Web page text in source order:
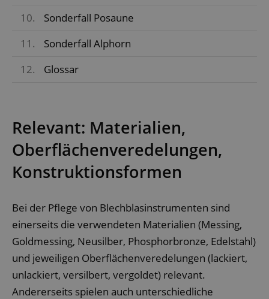
10.
Sonderfall Posaune
11.
Sonderfall Alphorn
12.
Glossar
Relevant: Materialien,
Oberflächenveredelungen,
Konstruktionsformen
Bei der Pflege von Blechblasinstrumenten sind
einerseits die verwendeten Materialien (Messing,
Goldmessing, Neusilber, Phosphorbronze, Edelstahl)
und jeweiligen Oberflächenveredelungen (lackiert,
unlackiert, versilbert, vergoldet) relevant.
Andererseits spielen auch unterschiedliche